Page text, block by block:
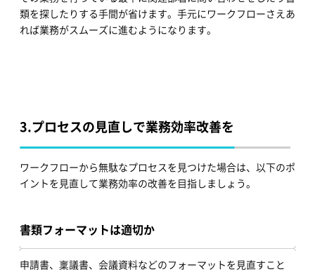
類を探したりする手間が省けます。手元にワークフローさえあ
れば業務がスムーズに進むようになります。
3.プロセスの見直しで業務効率改善を
ワークフローから無駄なプロセスを見つけた場合は、以下のポ
イントを見直して業務効率の改善を目指しましょう。
書類フォーマットは適切か
申請書、稟議書、会議資料などのフォーマットを見直すこと